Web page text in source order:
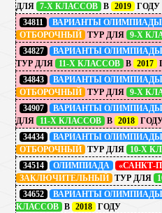
ДЛЯ 7-Х КЛАССОВ В 2019 ГОДУ
34811
ВАРИАНТЫ ОЛИМПИАДЫ
ОТБОРОЧНЫЙ ТУР ДЛЯ 9-Х
34827
ВАРИАНТЫ ОЛИМПИАДЫ
ТУР ДЛЯ 11-Х КЛАССОВ В 2017
34843
ВАРИАНТЫ ОЛИМПИАДЫ
ОТБОРОЧНЫЙ ТУР ДЛЯ 9-Х
34907
ВАРИАНТЫ ОЛИМПИАДЫ
ДЛЯ 11-Х КЛАССОВ В 2018
34434
ВАРИАНТЫ ОЛИМПИАДЫ
ОТБОРОЧНЫЙ ТУР ДЛЯ 10-Х
34514
ОЛИМПИАДА
«САНКТ-
ЗАКЛЮЧИТЕЛЬНЫЙ ТУР ДЛЯ
34652
ВАРИАНТЫ ОЛИМПИАДЫ
КЛАССОВ
В 2018 ГОДУ